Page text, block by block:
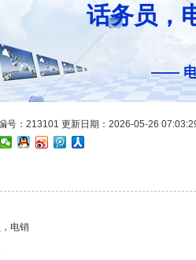
话务员，
—— 电
号：213101 更新日期：2026-05-26
电销